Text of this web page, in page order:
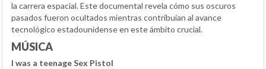
la carrera espacial. Este documental revela cómo sus oscuros
pasados fueron ocultados mientras contribuían al avance
tecnológico estadounidense en este ámbito crucial.
MÚSICA
I was a teenage Sex Pistol